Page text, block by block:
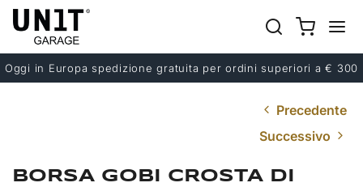
Oggi in Europa spedizione gratuita per ordini superiori a € 300
Precedente
Successivo
BORSA GOBI CROSTA DI